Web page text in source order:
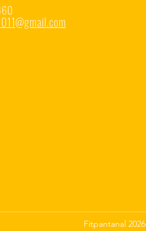
60
mail.com
Fitpantanal 2026